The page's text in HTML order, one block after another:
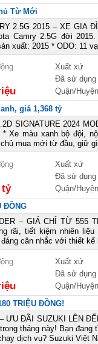
Từ Mới
2.5G 2015 – XE GIA
Camry 2.5G đời
xuất: 2015 * ODO: 11
Xuất xứ
Đã sử dụng
Quận/Huyện
giá 1,368 tỷ
SIGNATURE 2024
* Xe màu xanh bộ đội,
chủ mua mới từ đầu, giữ
Xuất xứ
Đã sử dụng
tỷ Quận/Huyện
ĐỒNG
– GIÁ CHỈ TỪ 555
rãi, tiết kiệm nhiên
cân nhắc với thiết kế
Xuất xứ
Đã sử dụng
Quận/Huyện
TRIỆU ĐỒNG!
ƯU ĐÃI SUZUKI LÊN
tháng này! Bạn
dịch vụ? Suzuki Việt